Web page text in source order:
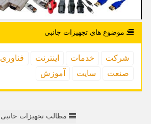
موضوع های تجهیزات جانبی
شركت خدمات اینترنت فناوری
صنعت
سایت آموزش
مطالب تجهیزات حانبی